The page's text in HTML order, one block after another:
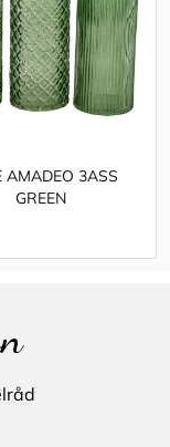
AMADEO 3ASS
GREEN